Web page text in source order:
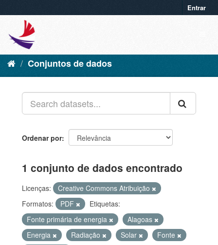
Entrar
Conjuntos de dados
Ordenar por
1 conjunto de dados encontrado
Licenças:
Creative Commons Atribuição
Formatos:
PDF
Etiquetas:
Fonte primária de energia
Alagoas
Energia
Radiação Solar
Fonte